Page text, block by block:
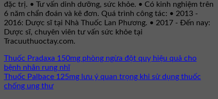
đặc trị. • Tư vấn dinh dưỡng, sức khỏe. • Có kinh nghiệm trên
6 năm chẩn đoán và kê đơn. Quá trình công tác: • 2013 -
2016: Dược sĩ tại Nhà Thuốc Lan Phương. • 2017 - Đến nay:
Dược sĩ, chuyên viên tư vấn sức khỏe tại
Tracuuthuoctay.com.
Thuốc Pradaxa 150mg phòng ngừa đột quỵ hiệu quả cho
bệnh nhân rung nhĩ
Thuốc Palbace 125mg lưu ý quan trọng khi sử dụng thuốc
chống ung thư